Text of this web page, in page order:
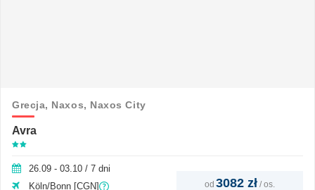
Grecja, Naxos, Naxos City
Avra
26.09 - 03.10 / 7 dni
Köln/Bonn [CGN]
od 3082 zł / os.